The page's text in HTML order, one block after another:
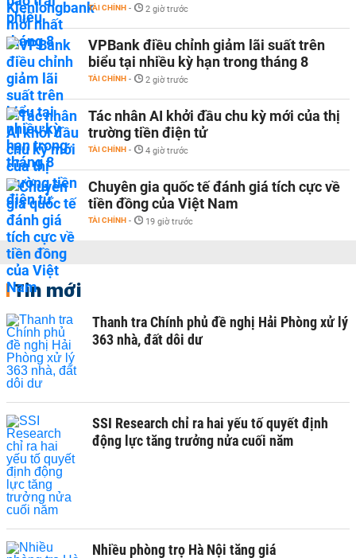
TÀI CHÍNH - 2 giờ trước
VPBank điều chỉnh giảm lãi suất trên
biểu tại nhiều kỳ hạn trong tháng 8
TÀI CHÍNH - 2 giờ trước
Tác nhân AI khởi đầu chu kỳ mới của thị
trường tiền điện tử
TÀI CHÍNH - 4 giờ trước
Chuyên gia quốc tế đánh giá tích cực về
tiền đồng của Việt Nam
TÀI CHÍNH - 19 giờ trước
Tin mới
Thanh tra Chính phủ đề nghị Hải Phòng xử lý
363 nhà, đất dôi dư
SSI Research chỉ ra hai yếu tố quyết định
động lực tăng trưởng nửa cuối năm
Nhiều phòng trọ Hà Nội tăng giá